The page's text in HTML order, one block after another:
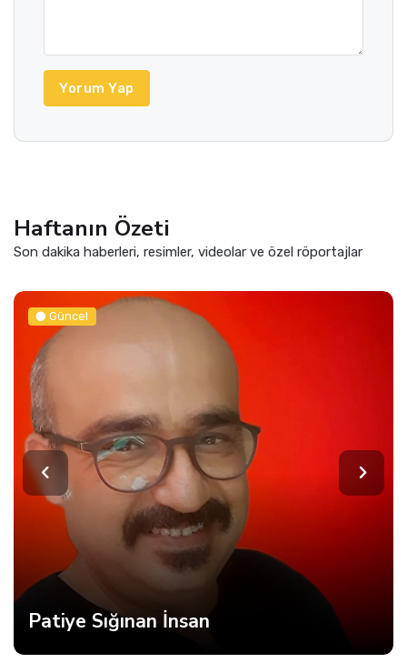
Yorum Yap
Haftanın Özeti
Son dakika haberleri, resimler, videolar ve özel röportajlar
Güncel
Patiye Sığınan İnsan